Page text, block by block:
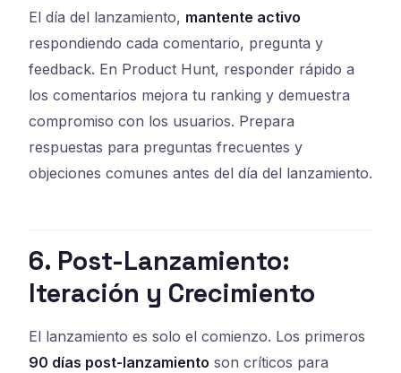
El día del lanzamiento, mantente activo
respondiendo cada comentario, pregunta y
feedback. En Product Hunt, responder rápido a
los comentarios mejora tu ranking y demuestra
compromiso con los usuarios. Prepara
respuestas para preguntas frecuentes y
objeciones comunes antes del día del lanzamiento.
6. Post-Lanzamiento:
Iteración y Crecimiento
El lanzamiento es solo el comienzo. Los primeros
90 días post-lanzamiento son críticos para